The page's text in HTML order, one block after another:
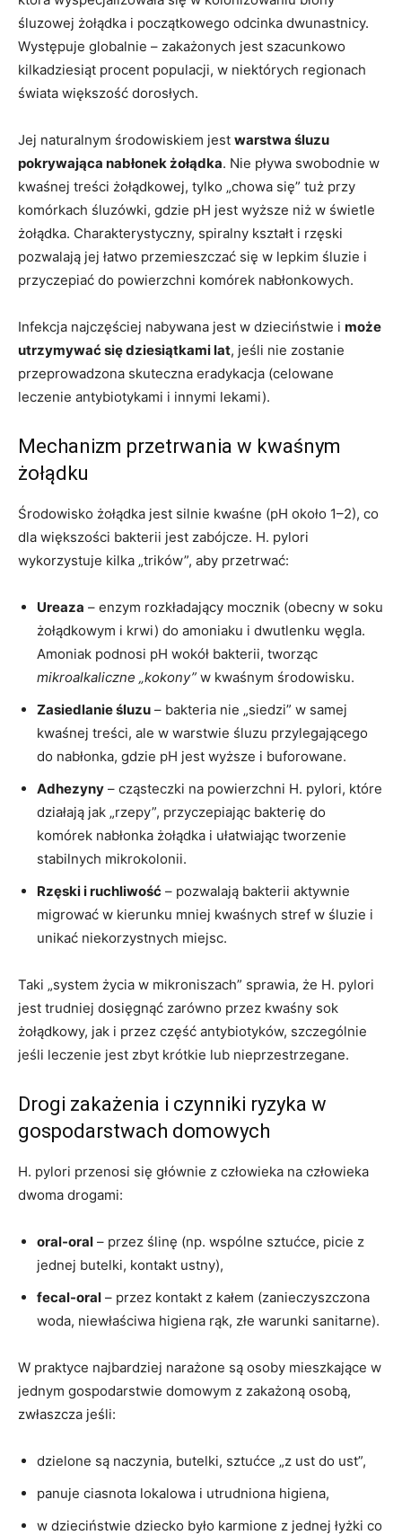
śluzowej żołądka i początkowego odcinka dwunastnicy.
Występuje globalnie – zakażonych jest szacunkowo
kilkadziesiąt procent populacji, w niektórych regionach
świata większość dorosłych.
Jej naturalnym środowiskiem jest warstwa śluzu
pokrywająca nabłonek żołądka. Nie pływa swobodnie w
kwaśnej treści żołądkowej, tylko „chowa się” tuż przy
komórkach śluzówki, gdzie pH jest wyższe niż w świetle
żołądka. Charakterystyczny, spiralny kształt i rzęski
pozwalają jej łatwo przemieszczać się w lepkim śluzie i
przyczepiać do powierzchni komórek nabłonkowych.
Infekcja najczęściej nabywana jest w dzieciństwie i może
utrzymywać się dziesiątkami lat, jeśli nie zostanie
przeprowadzona skuteczna eradykacja (celowane
leczenie antybiotykami i innymi lekami).
Mechanizm przetrwania w kwaśnym
żołądku
Środowisko żołądka jest silnie kwaśne (pH około 1–2), co
dla większości bakterii jest zabójcze. H. pylori
wykorzystuje kilka „trików”, aby przetrwać:
Ureaza – enzym rozkładający mocznik (obecny w soku
żołądkowym i krwi) do amoniaku i dwutlenku węgla.
Amoniak podnosi pH wokół bakterii, tworząc
mikroalkaliczne „kokony” w kwaśnym środowisku.
Zasiedlanie śluzu – bakteria nie „siedzi” w samej
kwaśnej treści, ale w warstwie śluzu przylegającego
do nabłonka, gdzie pH jest wyższe i buforowane.
Adhezyny – cząsteczki na powierzchni H. pylori, które
działają jak „rzepy”, przyczepiając bakterię do
komórek nabłonka żołądka i ułatwiając tworzenie
stabilnych mikrokolonii.
Rzęski i ruchliwość – pozwalają bakterii aktywnie
migrować w kierunku mniej kwaśnych stref w śluzie i
unikać niekorzystnych miejsc.
Taki „system życia w mikroniszach” sprawia, że H. pylori
jest trudniej dosięgnąć zarówno przez kwaśny sok
żołądkowy, jak i przez część antybiotyków, szczególnie
jeśli leczenie jest zbyt krótkie lub nieprzestrzegane.
Drogi zakażenia i czynniki ryzyka w
gospodarstwach domowych
H. pylori przenosi się głównie z człowieka na człowieka
dwoma drogami:
oral-oral – przez ślinę (np. wspólne sztućce, picie z
jednej butelki, kontakt ustny),
fecal-oral – przez kontakt z kałem (zanieczyszczona
woda, niewłaściwa higiena rąk, złe warunki sanitarne).
W praktyce najbardziej narażone są osoby mieszkające w
jednym gospodarstwie domowym z zakażoną osobą,
zwłaszcza jeśli:
dzielone są naczynia, butelki, sztućce „z ust do ust”,
panuje ciasnota lokalowa i utrudniona higiena,
w dzieciństwie dziecko było karmione z jednej łyżki co